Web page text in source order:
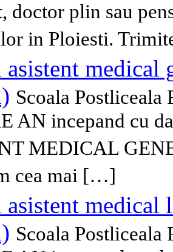
doctor plin sau
in Ploiesti.
medical
Scoala
AN incepand cu
MEDICAL
cea mai […]
medical
Scoala